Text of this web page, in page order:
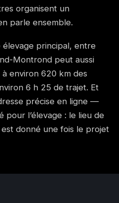
organisent un
parle ensemble.
principal, entre
Montrond peut aussi
environ 620 km des
6 h 25 de trajet. Et
précise en ligne —
pour l’élevage : le lieu de
donné une fois le projet